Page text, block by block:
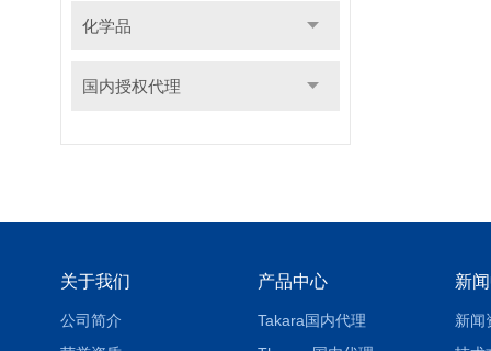
化学品
国内授权代理
关于我们
公司简介
产品中心
Takara国内代理
新
新闻